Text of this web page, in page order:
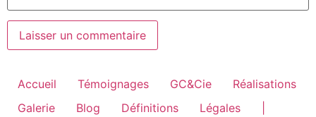
Accueil Témoignages GC&Cie
Réalisations
Galerie
Blog Définitions Légales